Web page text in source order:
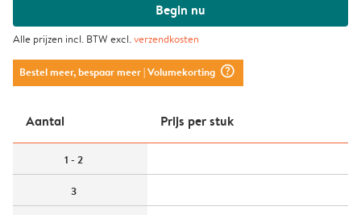
Begin nu
Alle prijzen incl. BTW excl.verzendkosten
Bestel meer, bespaar meer| Volumekorting question_mark_circle
Aantal Prijs per stuk
1 - 2
3